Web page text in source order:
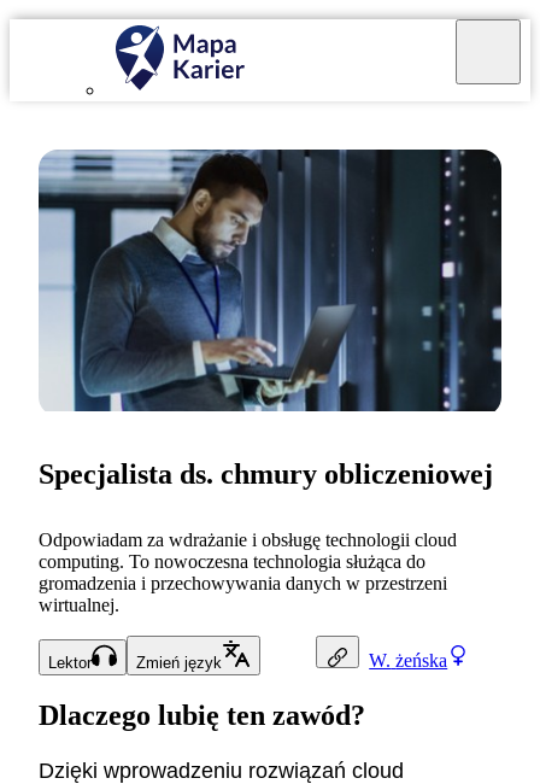
W. żeńska
Specjalista ds. chmury obliczeniowej
Odpowiadam za wdrażanie i obsługę technologii cloud
computing. To nowoczesna technologia służąca do
gromadzenia i przechowywania danych w przestrzeni
wirtualnej.
Lektor Zmień język
Dlaczego lubię ten zawód?
Dzięki wprowadzeniu rozwiązań cloud